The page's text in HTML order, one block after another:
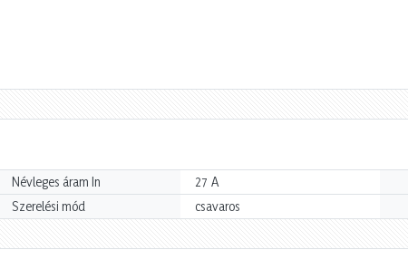
Névleges áram In 27 A
Szerelési mód csavaros